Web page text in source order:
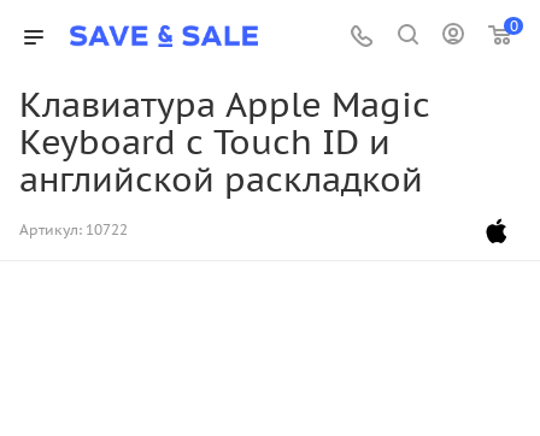
0
Клавиатура Apple Magic
Keyboard с Touch ID и
английской раскладкой
Артикул: 10722